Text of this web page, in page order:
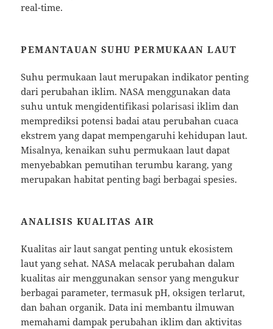
real-time.
PEMANTAUAN SUHU PERMUKAAN LAUT
Suhu permukaan laut merupakan indikator penting
dari perubahan iklim. NASA menggunakan data
suhu untuk mengidentifikasi polarisasi iklim dan
memprediksi potensi badai atau perubahan cuaca
ekstrem yang dapat mempengaruhi kehidupan laut.
Misalnya, kenaikan suhu permukaan laut dapat
menyebabkan pemutihan terumbu karang, yang
merupakan habitat penting bagi berbagai spesies.
ANALISIS KUALITAS AIR
Kualitas air laut sangat penting untuk ekosistem
laut yang sehat. NASA melacak perubahan dalam
kualitas air menggunakan sensor yang mengukur
berbagai parameter, termasuk pH, oksigen terlarut,
dan bahan organik. Data ini membantu ilmuwan
memahami dampak perubahan iklim dan aktivitas